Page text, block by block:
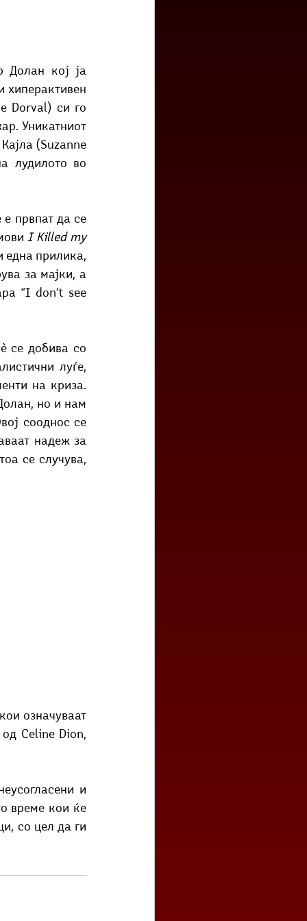
хиперактивен
Dorval) си го
Уникатниот
(Suzanne
лудилото во
е првпат да се
I Killed my
една прилика,
за мајки, а
“I don’t see
луѓе,
на криза.
но и нам
сооднос се
надеж за
се случува,
време кои ќе
со цел да ги